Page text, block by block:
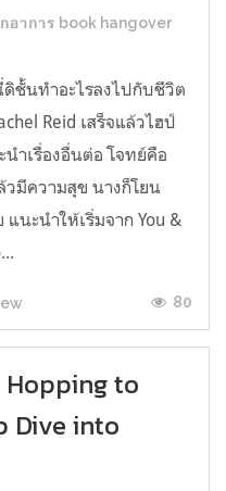
อาการ book hangover
ชั้นทำอะไรลงไปกับชีวิต
Reid เสร็จแล้วไฮป์
นำเรื่องอื่นต่อ โจทย์คือ
วมีความสุข นางก็โยน
นะนำให้เริ่มจาก You &
80
Hopping to
Dive into